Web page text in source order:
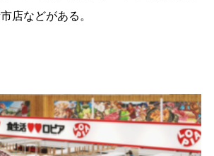
店などがある。